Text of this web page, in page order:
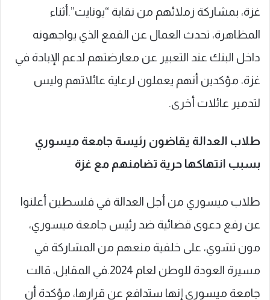
غزة، بمشاركة زملائهم من نقابة “يونايت”.أثناء
المظاهرة، تحدث العمال عن القمع الذي يواجهونه
داخل البنك عند التعبير عن معارضتهم لدعم الإبادة في
غزة، مؤكدين أنهم يعملون لرعاية عائلاتهم وليس
لتدمير عائلات أخرى.
طلاب العدالة يقاضون رئيسة جامعة ميسوري
بسبب انتهاكها حرية تضامنهم مع غزة
طلاب ميسوري من أجل العدالة في فلسطين أعلنوا
عن رفع دعوى قضائية ضد رئيس جامعة ميسوري،
مون تشوي، على خلفية منعهم من المشاركة في
مسيرة العودة للوطن لعام 2024.في المقابل، قالت
جامعة ميسوري إنها ستدافع عن قرارها، مؤكدة أن